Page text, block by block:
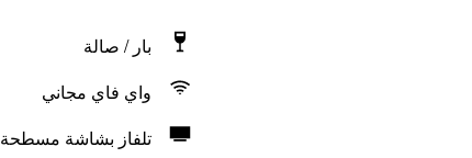
بار / صالة
واي فاي مجاني
تلفاز بشاشة مسطحة